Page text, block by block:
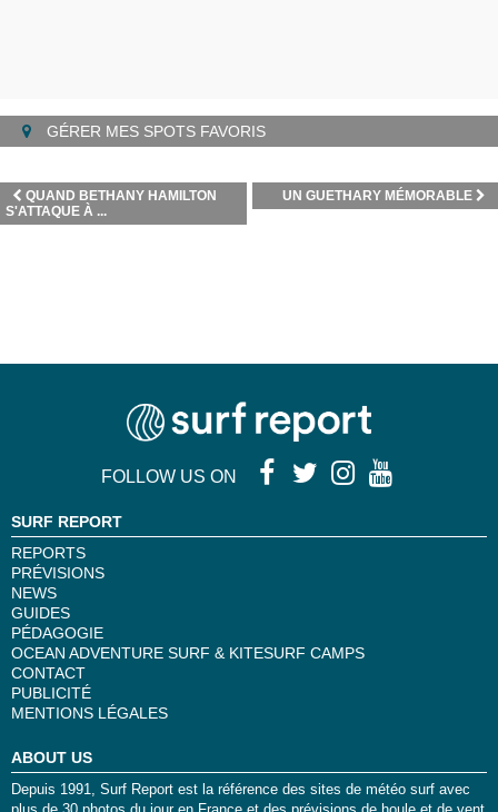
GÉRER MES SPOTS FAVORIS
UN GUETHARY MÉMORABLE
QUAND BETHANY HAMILTON
S'ATTAQUE À ...
FOLLOW US ON
SURF REPORT
REPORTS
PRÉVISIONS
NEWS
GUIDES
PÉDAGOGIE
OCEAN ADVENTURE SURF & KITESURF CAMPS
CONTACT
PUBLICITÉ
MENTIONS LÉGALES
ABOUT US
Depuis 1991, Surf Report est la référence des sites de météo surf avec